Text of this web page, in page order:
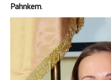
Pahnkem.